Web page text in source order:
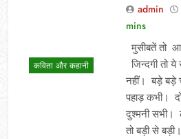
कविता और कहानी
admin
mins
मुसीबतें तो
जिन्दगी तो
नहीं। बड़े बड़े
पहाड़ कभी।
दुश्मनी सभी।
तो बड़ी से